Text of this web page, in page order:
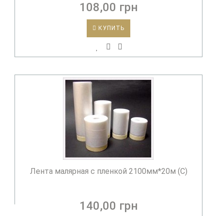
108,00 грн
КУПИТЬ
Лента малярная с пленкой 2100мм*20м (С)
140,00 грн